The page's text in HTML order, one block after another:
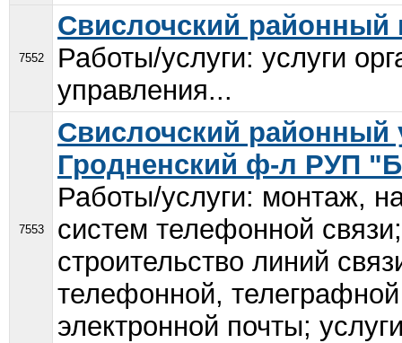
7552
Свислочский районный
Работы/услуги: услуги
управления...
7553
Свислочский районный
Гродненский ф-л РУП
Работы/услуги: монтаж,
систем телефонной
строительство линий
телефонной,
электронной почты;